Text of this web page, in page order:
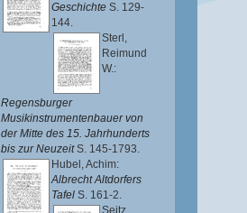
Geschichte S. 129-
144.
Sterl,
Reimund
W.:
Regensburger
Musikinstrumentenbauer von
der Mitte des 15. Jahrhunderts
bis zur NeuzeitS. 145-1793.
Hubel, Achim:
Albrecht Altdorfers
Tafel S. 161-2.
Seitz,